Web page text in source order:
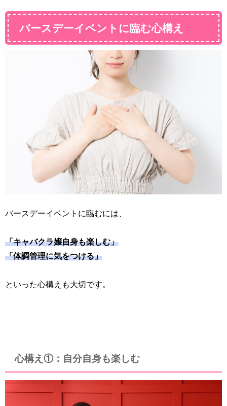
バースデーイベントに臨む心構え
バースデーイベントに臨むには、
「キャバクラ嬢自身も楽しむ」
「体調管理に気をつける」
といった心構えも大切です。
心構え①：自分自身も楽しむ